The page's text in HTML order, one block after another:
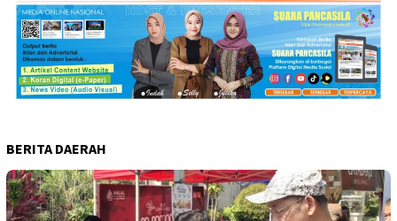
BERITA DAERAH